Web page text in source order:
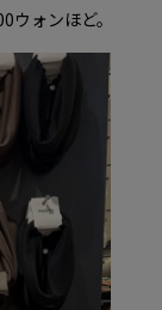
ォンほど。